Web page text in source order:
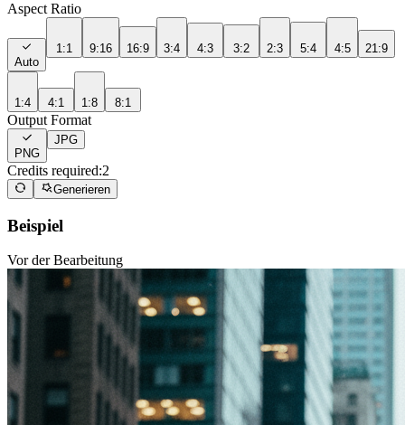
Aspect Ratio
Auto
1:1 9:16 16:9 3:4 4:3 3:2 2:3 5:4 4:5 21:9
1:4 4:1 1:8 8:1
Output Format
PNG
JPG
Credits required:2
Generieren
Beispiel
Vor der Bearbeitung